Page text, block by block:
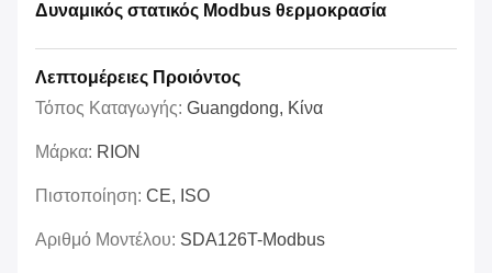
Δυναμικός στατικός Modbus θερμοκρασία
Λεπτομέρειες Προιόντος
Τόπος Καταγωγής: Guangdong, Κίνα
Μάρκα: RION
Πιστοποίηση: CE, ISO
Αριθμό Μοντέλου: SDA126T-Modbus